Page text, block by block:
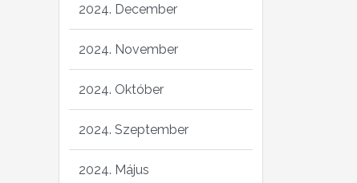
2024. December
2024. November
2024. Október
2024. Szeptember
2024. Május